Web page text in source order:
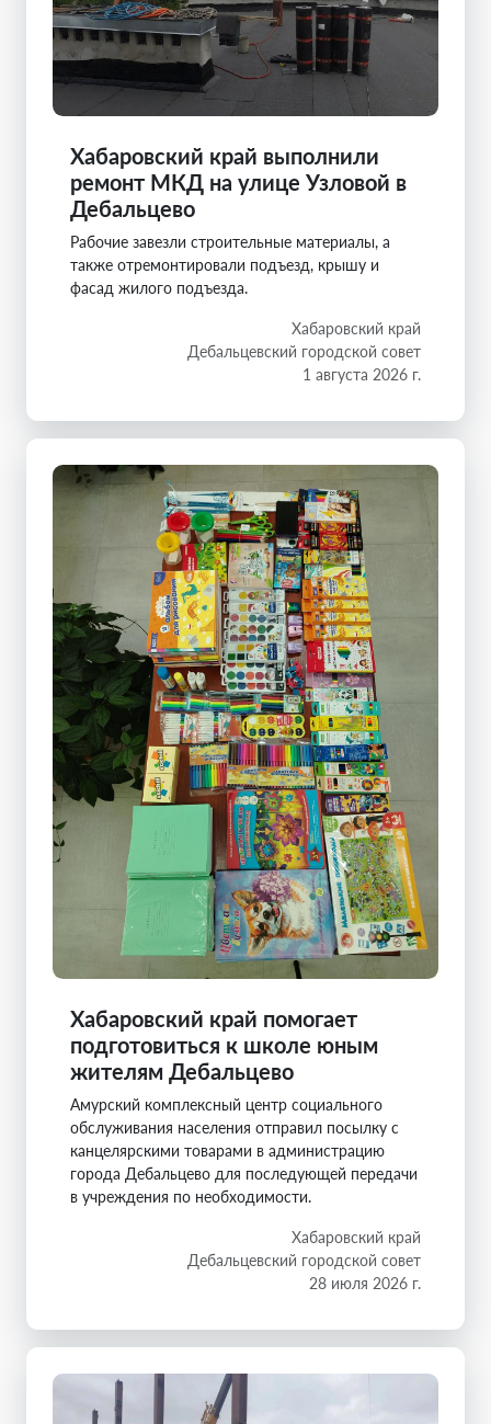
Хабаровский край выполнили
ремонт МКД на улице Узловой в
Дебальцево
Рабочие завезли строительные материалы, а
также отремонтировали подъезд, крышу и
фасад жилого подъезда.
Хабаровский край
Дебальцевский городской совет
1 августа 2026 г.
Хабаровский край помогает
подготовиться к школе юным
жителям Дебальцево
Амурский комплексный центр социального
обслуживания населения отправил посылку с
канцелярскими товарами в администрацию
города Дебальцево для последующей передачи
в учреждения по необходимости.
Хабаровский край
Дебальцевский городской совет
28 июля 2026 г.